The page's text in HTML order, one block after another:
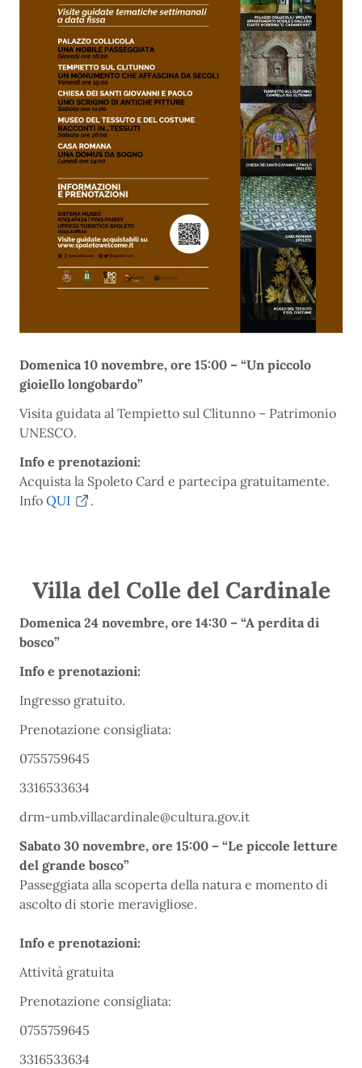
Domenica 10 novembre, ore 15:00 – “Un piccolo
gioiello longobardo”
Visita guidata al Tempietto sul Clitunno – Patrimonio
UNESCO.
Info e prenotazioni:
Acquista la Spoleto Card e partecipa gratuitamente.
Info QUI .
Villa del Colle del Cardinale
Domenica 24 novembre, ore 14:30 – “A perdita di
bosco”
Info e prenotazioni:
Ingresso gratuito.
Prenotazione consigliata:
0755759645
3316533634
drm-umb.villacardinale@cultura.gov.it
Sabato 30 novembre, ore 15:00 – “Le piccole letture
del grande bosco”
Passeggiata alla scoperta della natura e momento di
ascolto di storie meravigliose.
Info e prenotazioni:
Attività gratuita
Prenotazione consigliata:
0755759645
3316533634